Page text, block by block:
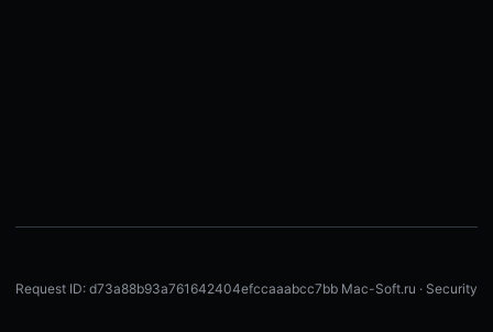
Request ID: d73a88b93a761642404efccaaabcc7bb Mac-Soft.ru · Security